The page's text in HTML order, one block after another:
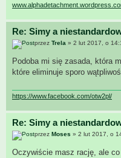
Re: Simy a
przez Trela » 2 lut 2017, o
Podoba mi się zasada, która
które eliminuje sporo
https://www.facebook.com/otw2pl/
Re: Simy a
przez Moses » 2 lut 2017, o
Oczywiście masz rację, ale co